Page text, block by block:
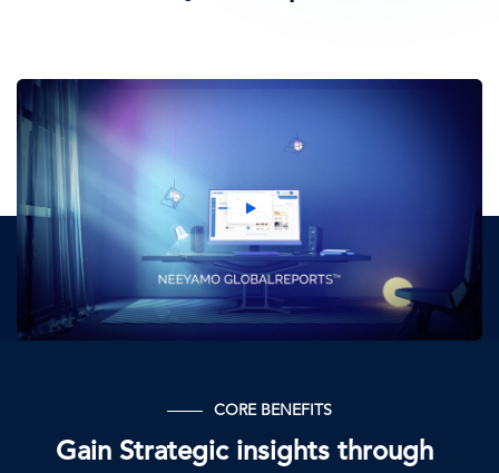
CORE BENEFITS
Gain Strategic insights through